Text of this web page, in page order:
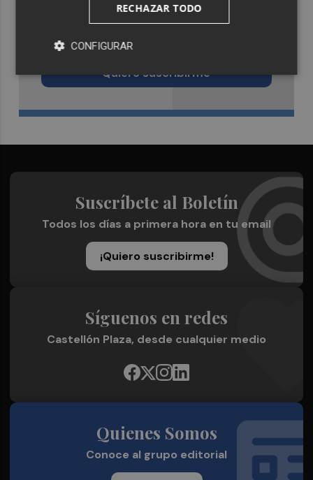
Recibe toda la actualidad de
Castellón Plaza en tu correo
Quiero suscribirme
Suscríbete al Boletín
Todos los días a primera hora en tu email
¡Quiero suscribirme!
Síguenos en redes
Castellón Plaza, desde cualquier medio
Quienes Somos
Conoce al grupo editorial
RECHAZAR TODO
CONFIGURAR